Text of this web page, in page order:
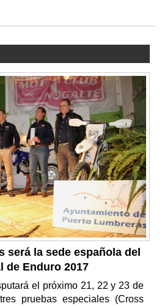
será la sede española del
de Enduro 2017
el próximo 21, 22 y 23 de
pruebas especiales (Cross